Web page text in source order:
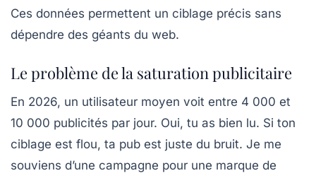
Ces données permettent un ciblage précis sans
dépendre des géants du web.
Le problème de la saturation publicitaire
En 2026, un utilisateur moyen voit entre 4 000 et
10 000 publicités par jour. Oui, tu as bien lu. Si ton
ciblage est flou, ta pub est juste du bruit. Je me
souviens d’une campagne pour une marque de